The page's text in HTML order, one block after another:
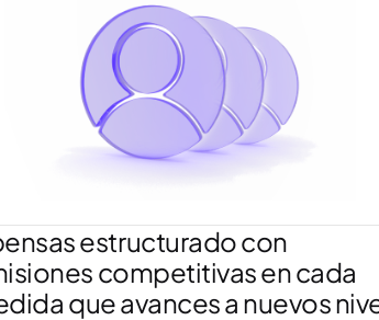
estructurado con
competitivas en cada
que avances a nuevos